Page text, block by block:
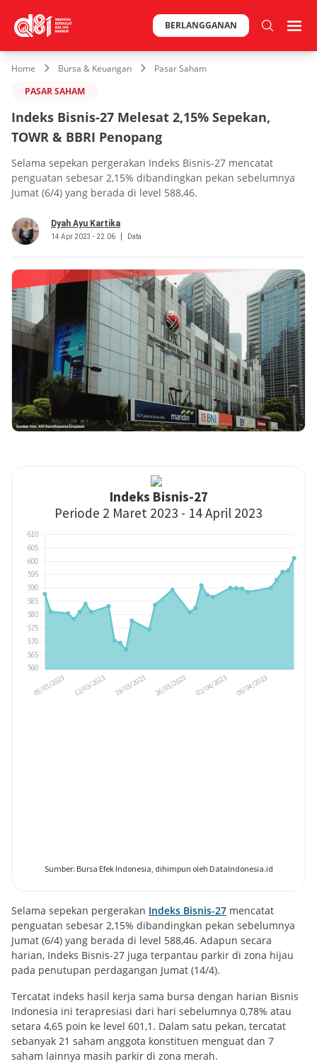
BERLANGGANAN
Home Bursa & Keuangan
Pasar Saham
PASAR SAHAM
Indeks Bisnis-27 Melesat 2,15% Sepekan,
TOWR & BBRI Penopang
Selama sepekan pergerakan Indeks Bisnis-27 mencatat
penguatan sebesar 2,15% dibandingkan pekan sebelumnya
Jumat (6/4) yang berada di level 588,46.
Dyah Ayu Kartika
14 Apr 2023 - 22.06 Data
Selama sepekan pergerakan Indeks Bisnis-27 mencatat
penguatan sebesar 2,15% dibandingkan pekan sebelumnya
Jumat (6/4) yang berada di level 588,46. Adapun secara
harian, Indeks Bisnis-27 juga terpantau parkir di zona hijau
pada penutupan perdagangan Jumat (14/4).
Tercatat indeks hasil kerja sama bursa dengan harian Bisnis
Indonesia ini terapresiasi dari hari sebelumnya 0,78% atau
setara 4,65 poin ke level 601,1. Dalam satu pekan, tercatat
sebanyak 21 saham anggota konstituen menguat dan 7
saham lainnya masih parkir di zona merah.